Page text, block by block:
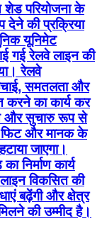
शेड परियोजना के
देने की प्रक्रिया
यूनिमेट
गई रेलवे लाइन की
रेलवे
समतलता और
का कार्य कर
और सुचारु रूप से
फिट और मानक के
जाएगा।
निर्माण कार्य
विकसित की
बढ़ेंगी और क्षेत्र
की उम्मीद है।